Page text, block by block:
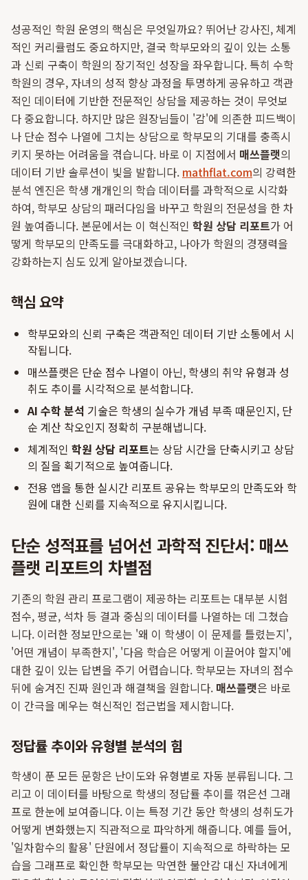
성공적인 학원 운영의 핵심은 무엇일까요? 뛰어난 강사진, 체계
적인 커리큘럼도 중요하지만, 결국 학부모와의 깊이 있는 소통
과 신뢰 구축이 학원의 장기적인 성장을 좌우합니다. 특히 수학
학원의 경우, 자녀의 성적 향상 과정을 투명하게 공유하고 객관
적인 데이터에 기반한 전문적인 상담을 제공하는 것이 무엇보
다 중요합니다. 하지만 많은 원장님들이 '감'에 의존한 피드백이
나 단순 점수 나열에 그치는 상담으로 학부모의 기대를 충족시
키지 못하는 어려움을 겪습니다. 바로 이 지점에서 매쓰플랫의
데이터 기반 솔루션이 빛을 발합니다. mathflat.com의 강력한
분석 엔진은 학생 개개인의 학습 데이터를 과학적으로 시각화
하여, 학부모 상담의 패러다임을 바꾸고 학원의 전문성을 한 차
원 높여줍니다. 본문에서는 이 혁신적인 학원 상담 리포트가 어
떻게 학부모의 만족도를 극대화하고, 나아가 학원의 경쟁력을
강화하는지 심도 있게 알아보겠습니다.
핵심 요약
학부모와의 신뢰 구축은 객관적인 데이터 기반 소통에서 시
작됩니다.
매쓰플랫은 단순 점수 나열이 아닌, 학생의 취약 유형과 성
취도 추이를 시각적으로 분석합니다.
AI 수학 분석 기술은 학생의 실수가 개념 부족 때문인지, 단
순 계산 착오인지 정확히 구분해냅니다.
체계적인 학원 상담 리포트는 상담 시간을 단축시키고 상담
의 질을 획기적으로 높여줍니다.
전용 앱을 통한 실시간 리포트 공유는 학부모의 만족도와 학
원에 대한 신뢰를 지속적으로 유지시킵니다.
단순 성적표를 넘어선 과학적 진단서: 매쓰
플랫 리포트의 차별점
기존의 학원 관리 프로그램이 제공하는 리포트는 대부분 시험
점수, 평균, 석차 등 결과 중심의 데이터를 나열하는 데 그쳤습
니다. 이러한 정보만으로는 '왜 이 학생이 이 문제를 틀렸는지',
'어떤 개념이 부족한지', '다음 학습은 어떻게 이끌어야 할지'에
대한 깊이 있는 답변을 주기 어렵습니다. 학부모는 자녀의 점수
뒤에 숨겨진 진짜 원인과 해결책을 원합니다. 매쓰플랫은 바로
이 간극을 메우는 혁신적인 접근법을 제시합니다.
정답률 추이와 유형별 분석의 힘
학생이 푼 모든 문항은 난이도와 유형별로 자동 분류됩니다. 그
리고 이 데이터를 바탕으로 학생의 정답률 추이를 꺾은선 그래
프로 한눈에 보여줍니다. 이는 특정 기간 동안 학생의 성취도가
어떻게 변화했는지 직관적으로 파악하게 해줍니다. 예를 들어,
'일차함수의 활용' 단원에서 정답률이 지속적으로 하락하는 모
습을 그래프로 확인한 학부모는 막연한 불안감 대신 자녀에게